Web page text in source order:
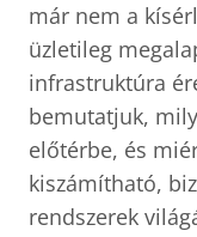
már nem a
üzletileg
infrastruktúra
bemutatjuk,
előtérbe, és
kiszámítható,
rendszerek